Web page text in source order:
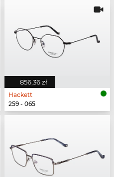
856,36 zł
Hackett
259 - 065